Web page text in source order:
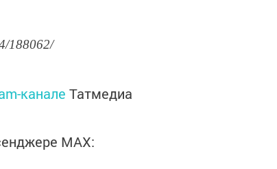
188062/
канале Татмедиа
MАХ: